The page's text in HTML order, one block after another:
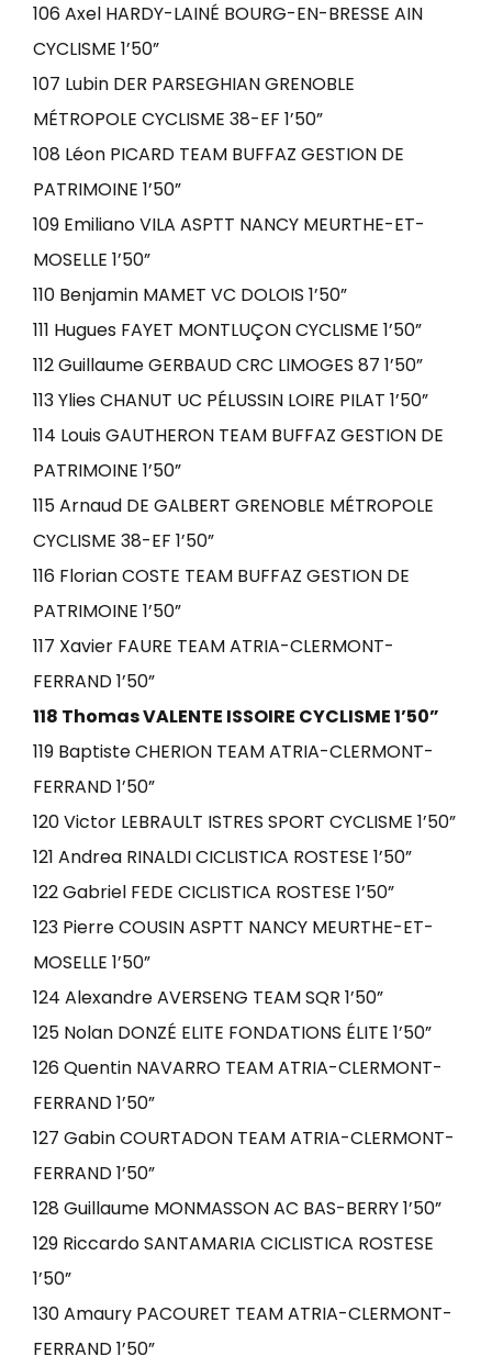
106 Axel HARDY-LAINÉ BOURG-EN-BRESSE AIN
CYCLISME 1’50”
107 Lubin DER PARSEGHIAN GRENOBLE
MÉTROPOLE CYCLISME 38-EF 1’50”
108 Léon PICARD TEAM BUFFAZ GESTION DE
PATRIMOINE 1’50”
109 Emiliano VILA ASPTT NANCY MEURTHE-ET-
MOSELLE 1’50”
110 Benjamin MAMET VC DOLOIS 1’50”
111 Hugues FAYET MONTLUÇON CYCLISME 1’50”
112 Guillaume GERBAUD CRC LIMOGES 87 1’50”
113 Ylies CHANUT UC PÉLUSSIN LOIRE PILAT 1’50”
114 Louis GAUTHERON TEAM BUFFAZ GESTION DE
PATRIMOINE 1’50”
115 Arnaud DE GALBERT GRENOBLE MÉTROPOLE
CYCLISME 38-EF 1’50”
116 Florian COSTE TEAM BUFFAZ GESTION DE
PATRIMOINE 1’50”
117 Xavier FAURE TEAM ATRIA-CLERMONT-
FERRAND 1’50”
118 Thomas VALENTE ISSOIRE CYCLISME 1’50”
119 Baptiste CHERION TEAM ATRIA-CLERMONT-
FERRAND 1’50”
120 Victor LEBRAULT ISTRES SPORT CYCLISME 1’50”
121 Andrea RINALDI CICLISTICA ROSTESE 1’50”
122 Gabriel FEDE CICLISTICA ROSTESE 1’50”
123 Pierre COUSIN ASPTT NANCY MEURTHE-ET-
MOSELLE 1’50”
124 Alexandre AVERSENG TEAM SQR 1’50”
125 Nolan DONZÉ ELITE FONDATIONS ÉLITE 1’50”
126 Quentin NAVARRO TEAM ATRIA-CLERMONT-
FERRAND 1’50”
127 Gabin COURTADON TEAM ATRIA-CLERMONT-
FERRAND 1’50”
128 Guillaume MONMASSON AC BAS-BERRY 1’50”
129 Riccardo SANTAMARIA CICLISTICA ROSTESE
1’50”
130 Amaury PACOURET TEAM ATRIA-CLERMONT-
FERRAND 1’50”